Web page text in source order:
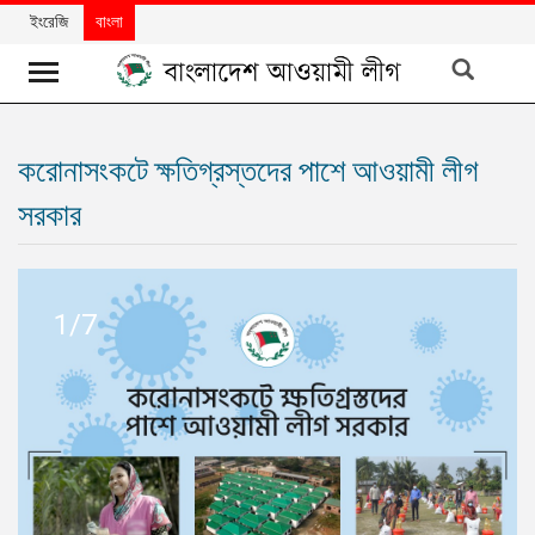
দলের
খবর
উন্নয়নের
বাংলাদেশ
নিউজলেটার
ইংরেজি বাংলা
করোনাসংকটে ক্ষতিগ্রস্তদের পাশে আওয়ামী লীগ
সরকার
1/7